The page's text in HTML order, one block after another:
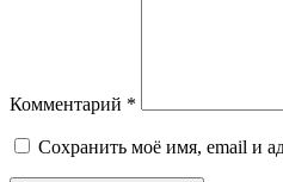
Комментарий *
Сохранить моё имя, email и